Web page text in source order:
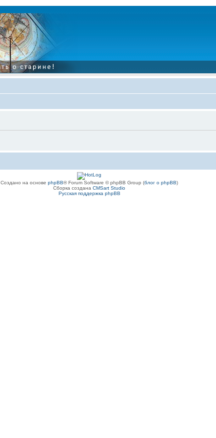
Создано на основе phpBB® Forum Software © phpBB Group (блог о phpBB)
Сборка создана CMSart Studio
Русская поддержка phpBB